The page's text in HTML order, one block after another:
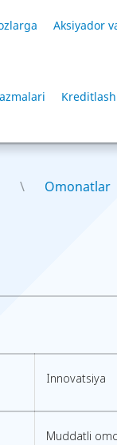
Aksiyador
Kreditlash
Omonatlar
Innovatsiya
Muddatli